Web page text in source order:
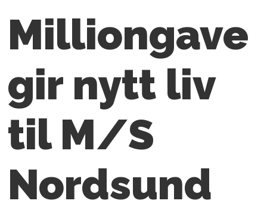
Milliongave
gir nytt liv
til M/S
Nordsund